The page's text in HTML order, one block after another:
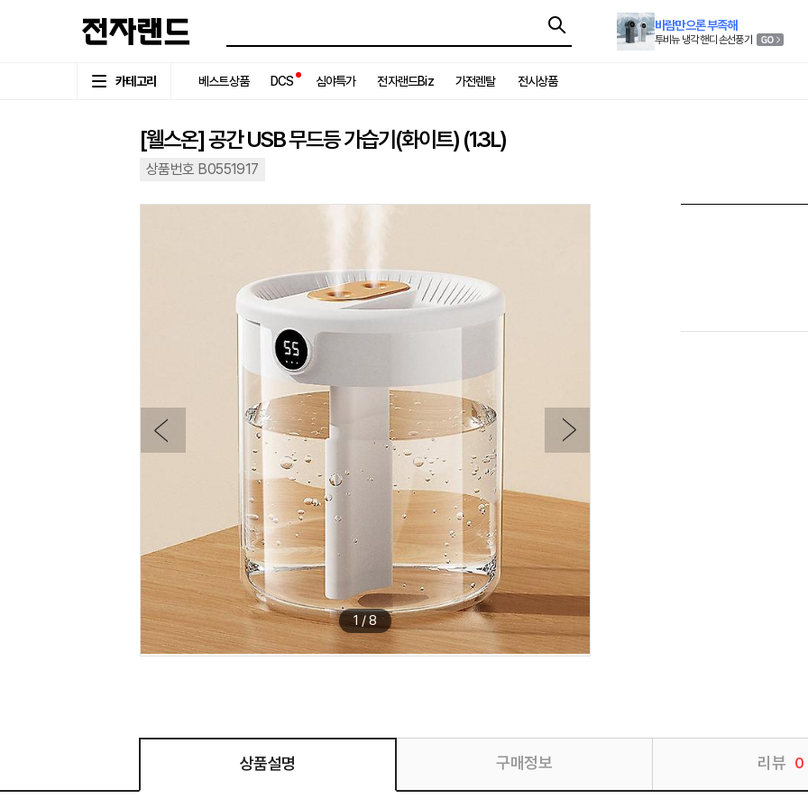
바람만으론 부족해
투비뉴 냉각 핸디 손선풍기
카테고리 베스트상품 DCS 심야특가 전자랜드Biz 가전렌탈 전시상품
[웰스온] 공간 USB 무드등 가습기(화이트) (1.3L)
상품번호 B0551917
1 /8
상품설명 구매정보 리뷰 0